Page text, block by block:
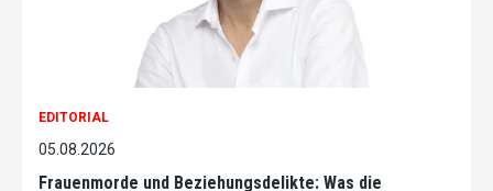
EDITORIAL
05.08.2026
Frauenmorde und Beziehungsdelikte: Was die